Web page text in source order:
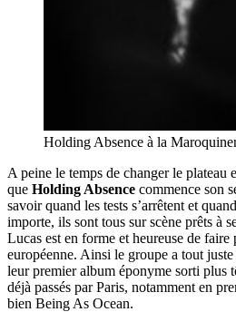
Holding Absence à la
A peine le temps de changer le plateau
que Holding Absence commence son
savoir quand les tests s’arrêtent et
importe, ils sont tous sur scène prêts à
Lucas est en forme et heureuse de faire
européenne. Ainsi le groupe a tout
leur premier album éponyme sorti plus
déjà passés par Paris, notamment en
bien Being As Ocean.